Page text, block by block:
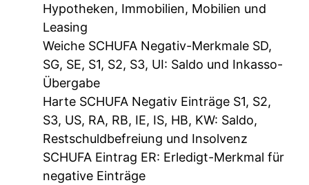
Hypotheken, Immobilien, Mobilien und
Leasing
Weiche SCHUFA Negativ-Merkmale SD,
SG, SE, S1, S2, S3, UI: Saldo und Inkasso-
Übergabe
Harte SCHUFA Negativ Einträge S1, S2,
S3, US, RA, RB, IE, IS, HB, KW: Saldo,
Restschuldbefreiung und Insolvenz
SCHUFA Eintrag ER: Erledigt-Merkmal für
negative Einträge